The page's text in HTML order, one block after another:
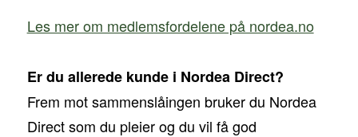
Les mer om medlemsfordelene på nordea.no
Er du allerede kunde i Nordea Direct?
Frem mot sammenslåingen bruker du Nordea
Direct som du pleier og du vil få god